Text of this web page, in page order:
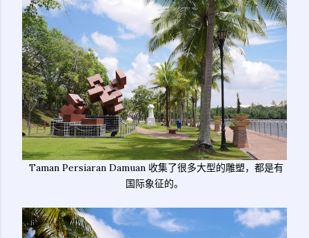
Taman Persiaran Damuan 收集了很多大型的雕塑，都是有
国际象征的。